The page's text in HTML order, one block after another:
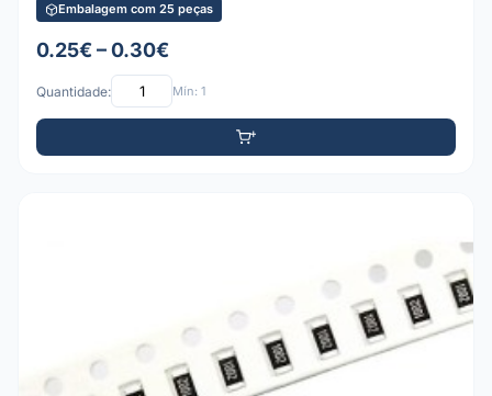
Embalagem com 25 peças
0.25€ – 0.30€
Quantidade: Mín: 1